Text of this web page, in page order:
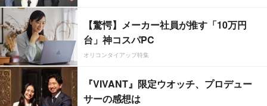
【驚愕】メーカー社員が推す「10万円
台」神コスパPC
オリコンタイアップ特集
『VIVANT』限定ウオッチ、プロデュー
サーの感想は